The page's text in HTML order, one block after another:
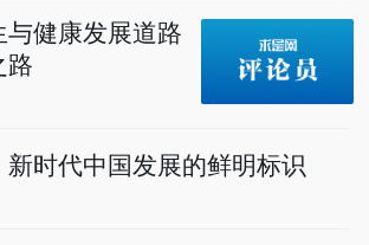
健康发展道路
路
时代中国发展的鲜明标识